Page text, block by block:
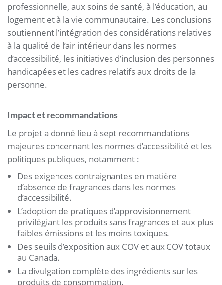
professionnelle, aux soins de santé, à l’éducation, au
logement et à la vie communautaire. Les conclusions
soutiennent l’intégration des considérations relatives
à la qualité de l’air intérieur dans les normes
d’accessibilité, les initiatives d’inclusion des personnes
handicapées et les cadres relatifs aux droits de la
personne.
Impact et recommandations
Le projet a donné lieu à sept recommandations
majeures concernant les normes d’accessibilité et les
politiques publiques, notamment :
Des exigences contraignantes en matière
d’absence de fragrances dans les normes
d’accessibilité.
L’adoption de pratiques d’approvisionnement
privilégiant les produits sans fragrances et aux plus
faibles émissions et les moins toxiques.
Des seuils d’exposition aux COV et aux COV totaux
au Canada.
La divulgation complète des ingrédients sur les
produits de consommation.